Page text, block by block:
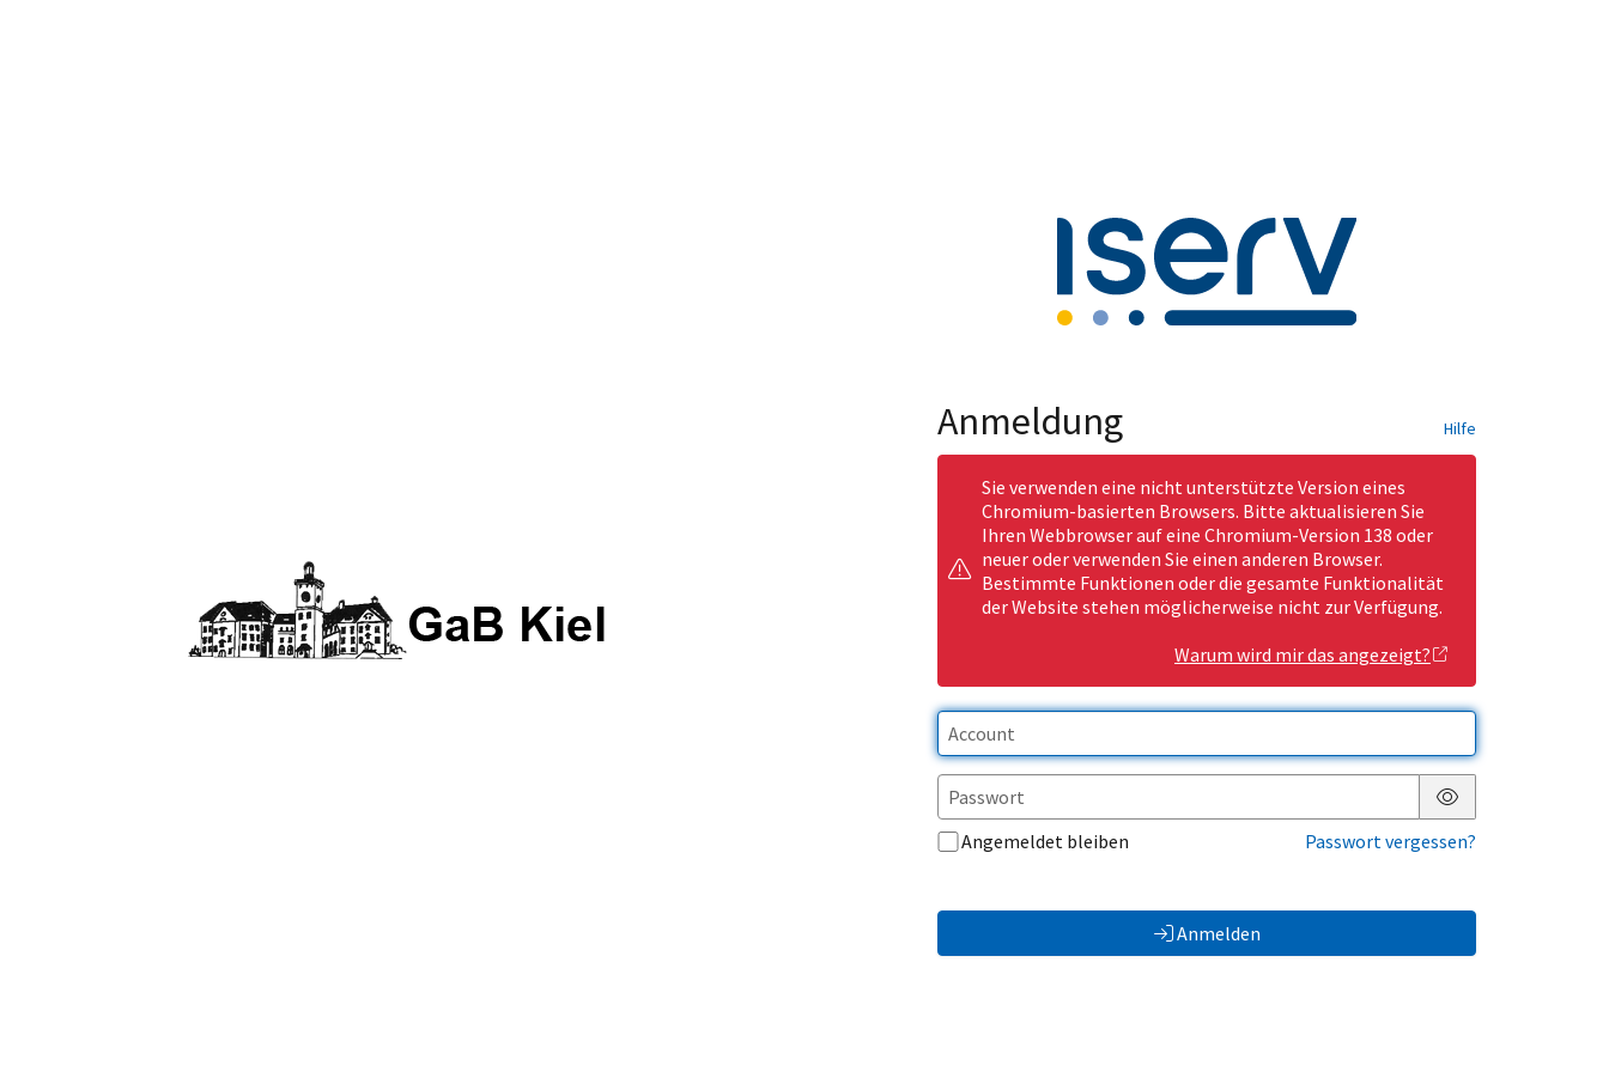
Anmeldung Hilfe
Sie verwenden eine nicht unterstützte Version eines
Chromium-basierten Browsers. Bitte aktualisieren Sie
Ihren Webbrowser auf eine Chromium-Version 138 oder
neuer oder verwenden Sie einen anderen Browser.
Bestimmte Funktionen oder die gesamte Funktionalität
der Website stehen möglicherweise nicht zur Verfügung.
Warum wird mir das angezeigt?
Passwort anzeigen
Angemeldet bleiben
Passwort vergessen?
Anmelden